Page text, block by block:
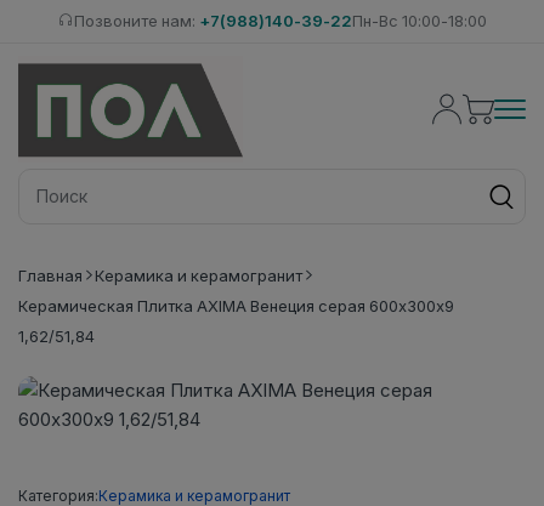
Позвоните нам: +7(988)140-39-22Пн-Вс 10:00-18:00
Главная
Керамика и керамогранит
Керамическая Плитка AXIMA Венеция серая 600х300х9
1,62/51,84
Категория:Керамика и керамогранит